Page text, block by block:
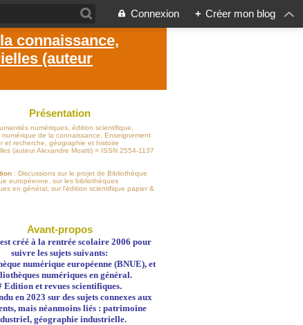
Connexion + Créer mon blog
connaissance,
(auteur
Présentation
numériques, édition scientifique,
numérique de la connaissance, Enseignement
et recherche, géographie et histoire
(auteur Alexandre Moatti) = ISSN 2554-1137
: Discussions sur le projet de Bibliothèque
européenne, sur les bibliothèques
en général; sur l'édition scientifique papier &
Avant-propos
créé à la rentrée scolaire 2006 pour
suivre les sujets suivants:
numérique européenne (BNUE), et
numériques en général.
Edition et revues scientifiques.
en 2023 sur des sujets connexes aux
mais néanmoins liés : patrimoine
géographie industrielle.